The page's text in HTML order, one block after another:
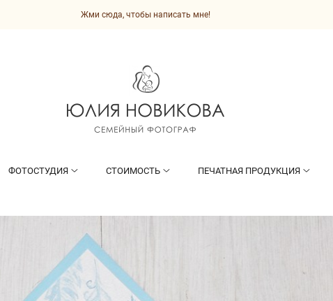
ФОТОСТУДИЯ СТОИМОСТЬ ПЕЧАТНАЯ ПРОДУКЦИЯ
Жми сюда, чтобы написать мне!